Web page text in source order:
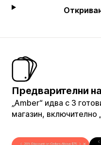
Предварителни
„Amber“ идва с 3
магазин, включително